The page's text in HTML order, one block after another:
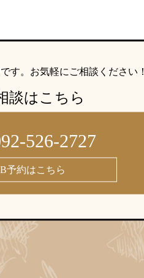
す。 お気軽にご相談ください！
談はこちら
526-2727
予約はこちら